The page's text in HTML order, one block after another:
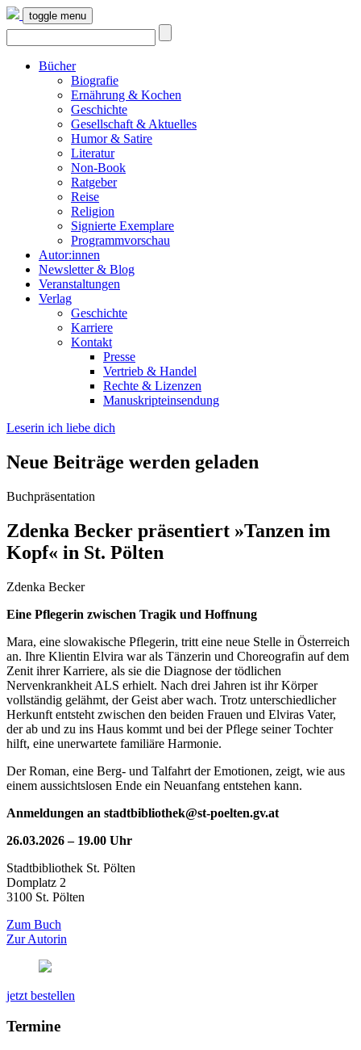
toggle menu
Bücher
Biografie
Ernährung & Kochen
Geschichte
Gesellschaft & Aktuelles
Humor & Satire
Literatur
Non-Book
Ratgeber
Reise
Religion
Signierte Exemplare
Programmvorschau
Autor:innen
Newsletter & Blog
Veranstaltungen
Verlag
Geschichte
Karriere
Kontakt
Presse
Vertrieb & Handel
Rechte & Lizenzen
Manuskripteinsendung
Leserin ich liebe dich
Neue Beiträge werden geladen
Buchpräsentation
Zdenka Becker präsentiert »Tanzen im
Kopf« in St. Pölten
Zdenka Becker
Eine Pflegerin zwischen Tragik und Hoffnung
Mara, eine slowakische Pflegerin, tritt eine neue Stelle in Österreich
an. Ihre Klientin Elvira war als Tänzerin und Choreografin auf dem
Zenit ihrer Karriere, als sie die Diagnose der tödlichen
Nervenkrankheit ALS erhielt. Nach drei Jahren ist ihr Körper
vollständig gelähmt, der Geist aber wach. Trotz unterschiedlicher
Herkunft entsteht zwischen den beiden Frauen und Elviras Vater,
der ab und zu ins Haus kommt und bei der Pflege seiner Tochter
hilft, eine unerwartete familiäre Harmonie.
Der Roman, eine Berg- und Talfahrt der Emotionen, zeigt, wie aus
einem aussichtslosen Ende ein Neuanfang entstehen kann.
Anmeldungen an stadtbibliothek@st-poelten.gv.at
26.03.2026 – 19.00 Uhr
Stadtbibliothek St. Pölten
Domplatz 2
3100 St. Pölten
Zum Buch
Zur Autorin
jetzt bestellen
Termine